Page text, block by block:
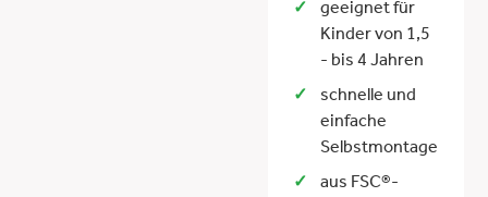
geeignet für
Kinder von 1,5
- bis 4 Jahren
schnelle und
einfache
Selbstmontage
aus FSC®-